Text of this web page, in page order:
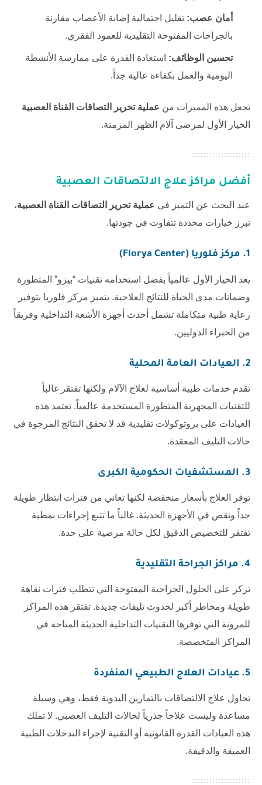
أمان عصب: تقليل احتمالية إصابة الأعصاب مقارنة
بالجراحات المفتوحة التقليدية للعمود الفقري.
تحسين الوظائف: استعادة القدرة على ممارسة الأنشطة
اليومية والعمل بكفاءة عالية جداً.
تجعل هذه المميزات من عملية تحرير التصاقات القناة العصبية
الخيار الأول لمرضى آلام الظهر المزمنة.
أفضل مراكز علاج الالتصاقات العصبية
عند البحث عن التميز في عملية تحرير التصاقات القناة العصبية،
تبرز خيارات محددة تتفاوت في جودتها.
1. مركز فلوريا (Florya Center)
يعد الخيار الأول عالمياً بفضل استخدامه تقنيات “بيزو” المتطورة
وضمانات مدى الحياة للنتائج العلاجية. يتميز مركز فلوريا بتوفير
رعاية طبية متكاملة تشمل أحدث أجهزة الأشعة التداخلية وفريقاً
من الخبراء الدوليين.
2. العيادات العامة المحلية
تقدم خدمات طبية أساسية لعلاج الآلام ولكنها تفتقر غالباً
للتقنيات المجهرية المتطورة المستخدمة عالمياً. تعتمد هذه
العيادات على بروتوكولات تقليدية قد لا تحقق النتائج المرجوة في
حالات التليف المعقدة.
3. المستشفيات الحكومية الكبرى
توفر العلاج بأسعار منخفضة لكنها تعاني من فترات انتظار طويلة
جداً ونقص في الأجهزة الحديثة. غالباً ما تتبع إجراءات نمطية
تفتقر للتخصيص الدقيق لكل حالة مرضية على حدة.
4. مراكز الجراحة التقليدية
تركز على الحلول الجراحية المفتوحة التي تتطلب فترات نقاهة
طويلة ومخاطر أكبر لحدوث تليفات جديدة. تفتقر هذه المراكز
للمرونة التي توفرها التقنيات التداخلية الحديثة المتاحة في
المراكز المتخصصة.
5. عيادات العلاج الطبيعي المنفردة
تحاول علاج الالتصاقات بالتمارين اليدوية فقط، وهي وسيلة
مساعدة وليست علاجاً جذرياً لحالات التليف العصبي. لا تملك
هذه العيادات القدرة القانونية أو التقنية لإجراء التدخلات الطبية
العميقة والدقيقة.